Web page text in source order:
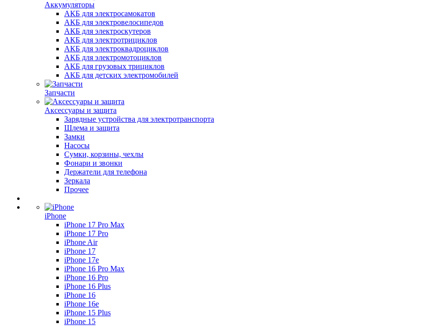
Аккумуляторы
АКБ для электросамокатов
АКБ для электровелосипедов
АКБ для электроскутеров
АКБ для электротрициклов
АКБ для электроквадроциклов
АКБ для электромотоциклов
АКБ для грузовых трициклов
АКБ для детских электромобилей
Запчасти
Аксессуары и защита
Зарядные устройства для электротранспорта
Шлема и защита
Замки
Насосы
Сумки, корзины, чехлы
Фонари и звонки
Держатели для телефона
Зеркала
Прочее
iPhone
iPhone 17 Pro Max
iPhone 17 Pro
iPhone Air
iPhone 17
iPhone 17e
iPhone 16 Pro Max
iPhone 16 Pro
iPhone 16 Plus
iPhone 16
iPhone 16e
iPhone 15 Plus
iPhone 15